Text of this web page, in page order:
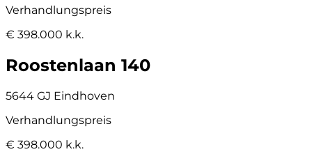
Verhandlungspreis
€ 398.000 k.k.
Roostenlaan 140
5644 GJ Eindhoven
Verhandlungspreis
€ 398.000 k.k.